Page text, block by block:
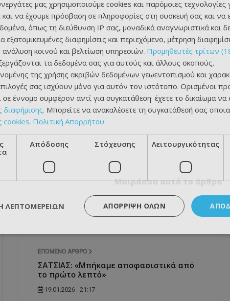
Μοιράσου αυτό το άρθρο
ΕΠΌΜΕΝΟ ΆΡΘΡΟ
ΣΑΤΣΙΑΣ: «Μπήκαμε αποφασιστικά από
το πρώτο λεπτό»
19.01.2026 - 21:17
μας χρησιμοποιούμε cookies και παρόμοιες τεχνολογίες
να έχουμε πρόσβαση σε πληροφορίες στη συσκευή σας και να
όπως τη διεύθυνση IP σας, μοναδικά αναγνωριστικά και
εξατομικευμένες διαφημίσεις και περιεχόμενο, μέτρηση
ανάλυση κοινού και βελτίωση υπηρεσιών. Προμηθευτές τρίτων
τα δεδομένα σας για αυτούς και άλλους σκοπούς,
της χρήσης ακριβών δεδομένων γεωεντοπισμού και
σας ισχύουν μόνο για αυτόν τον ιστότοπο. Ορισμένοι
έννομο συμφέρον αντί για συγκατάθεση· έχετε το δικαίωμα να
διαφήμισης. Μπορείτε να ανακαλέσετε τη συγκατάθεσή σας
cookies. Πολιτική Απορρήτου
Απόδοσης Στόχευσης Λειτουργικότητας
ΑΠΌΡΡΙΨΗ ΌΛΩΝ
ΛΕΠΤΟΜΕΡΕΙΏΝ